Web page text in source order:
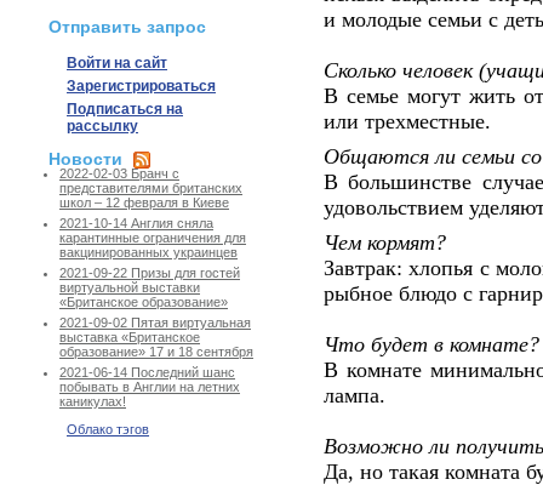
Отправить запрос
Войти на сайт
Зарегистрироваться
Подписаться на
рассылку
Новости
2022-02-03 Бранч с
представителями британских
школ – 12 февраля в Киеве
2021-10-14 Англия сняла
карантинные ограничения для
вакцинированных украинцев
2021-09-22 Призы для гостей
виртуальной выставки
«Британское образование»
2021-09-02 Пятая виртуальная
выставка «Британское
образование» 17 и 18 сентября
2021-06-14 Последний шанс
побывать в Англии на летних
каникулах!
Облако тэгов
и молодые семьи с
Сколько человек
В семье могут жить
или трехместные.
Общаются ли семьи
В большинстве
удовольствием
Чем кормят?
Завтрак: хлопья с
рыбное блюдо с
Что будет в комнате?
В комнате
лампа.
Возможно ли
Да, но такая комната